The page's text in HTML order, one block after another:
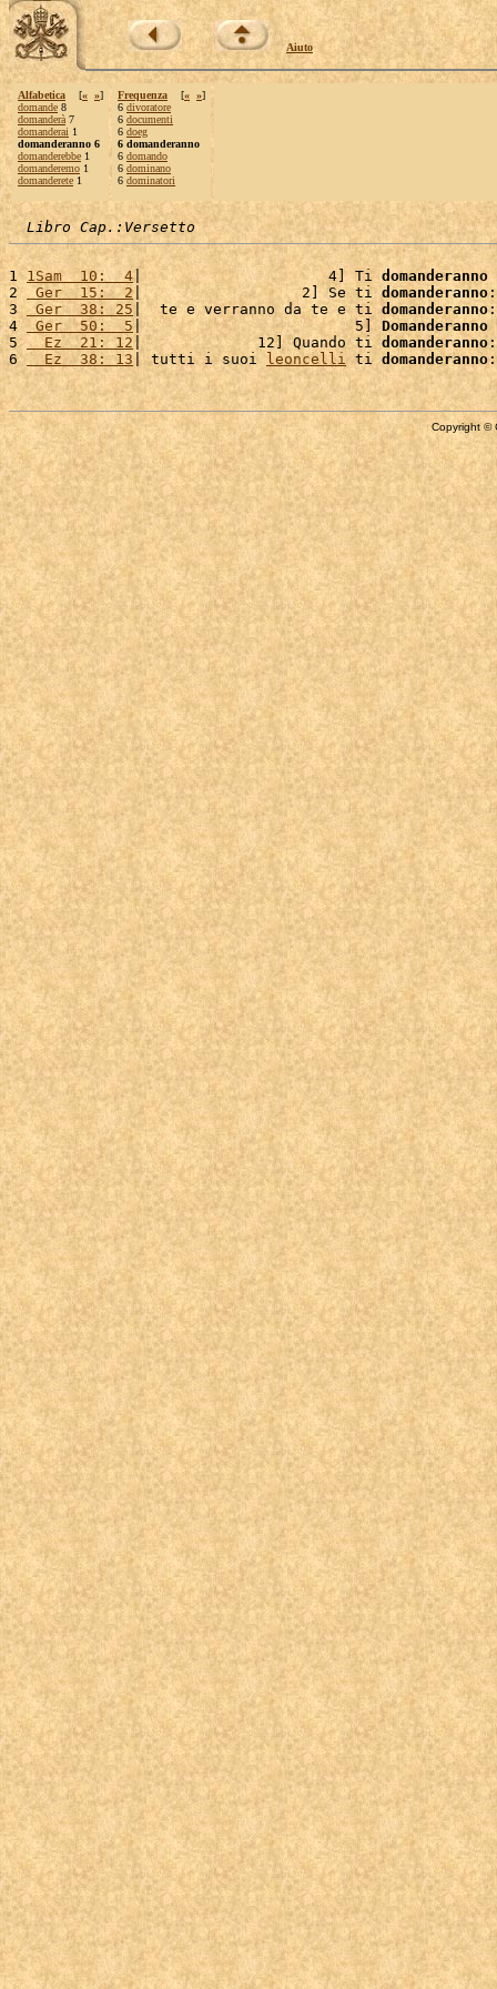
Aiuto
Alfabetica [« »]
domande 8
domanderà 7
domanderai 1
domanderanno 6
domanderebbe 1
domanderemo 1
domanderete 1
Frequenza [« »]
6 divoratore
6 documenti
6 doeg
6 domanderanno
6 domando
6 dominano
6 dominatori
Libro Cap.:Versetto
1 1Sam  10:  4|                     4] Ti domanderanno
2
Ger  15:  2 |                  2] Se ti domanderanno
3 Ger  38: 25 |  te e verranno da te e ti domanderanno
4
Ger  50:  5|                        5] Domanderanno
5
  Ez  21: 12
|             12] Quando ti domanderanno
6
  Ez  38: 13
| tutti i suoi leoncelli ti domanderanno
Copyright ©